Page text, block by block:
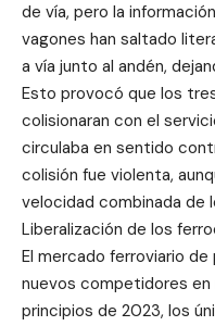
de vía, pero la
vagones han saltado
a vía junto al andén,
Esto provocó que los
colisionaran con el
circulaba en sentido
colisión fue violenta,
velocidad combinada de
Liberalización de los
El mercado ferroviario de
nuevos competidores en
principios de 2023, los